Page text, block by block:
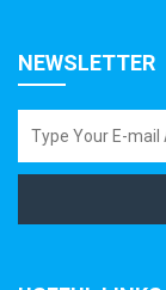
NEWSLETTER